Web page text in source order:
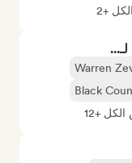
+2
Warren
Black
+12